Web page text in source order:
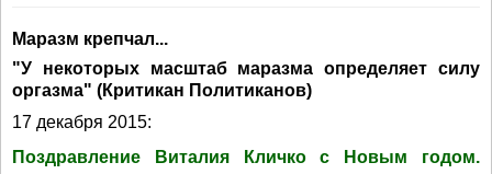
Маразм крепчал...
"У некоторых масштаб маразма определяет силу
оргазма" (Критикан Политиканов)
17 декабря 2015:
Поздравление Виталия Кличко с Новым годом.